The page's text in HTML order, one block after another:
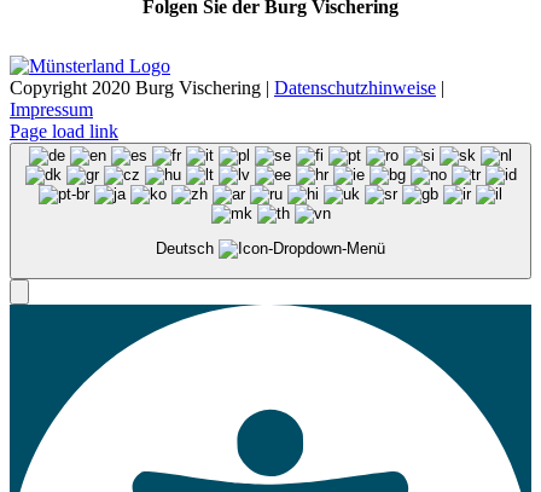
Folgen Sie der Burg Vischering
Copyright 2020 Burg Vischering | Datenschutzhinweise |
Impressum
Page load link
Deutsch